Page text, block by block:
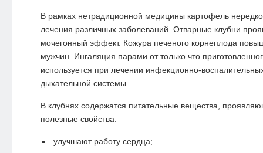
В рамках нетрадиционной медицины картофель
лечения различных заболеваний. Отварные клубни
мочегонный эффект. Кожура печеного корнеплода
мужчин. Ингаляция парами от только что
используется при лечении инфекционно-
дыхательной системы.
В клубнях содержатся питательные вещества,
полезные свойства:
улучшают работу сердца;